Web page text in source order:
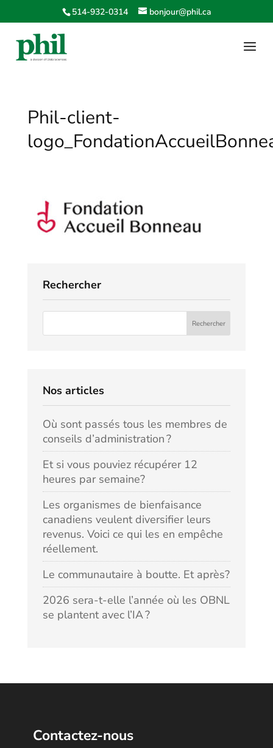
514-932-0314 bonjour@phil.ca
Phil-client-
Rechercher
Nos articles
Où sont passés tous les membres de
conseils d’administration ?
Et si vous pouviez récupérer 12
heures par semaine?
Les organismes de bienfaisance
canadiens veulent diversifier leurs
revenus. Voici ce qui les en empêche
réellement.
Le communautaire à boutte. Et après?
2026 sera-t-elle l’année où les OBNL
se plantent avec l’IA ?
Contactez-nous